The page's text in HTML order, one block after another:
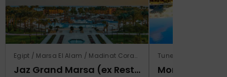
Egipt / Marsa El Alam / Madinat Coraya
Jaz Grand Marsa (ex Resta Grand Resort)
Tunezja / Al-
Monarque El